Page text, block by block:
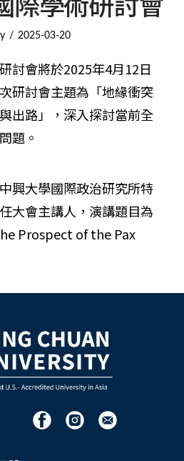
2025-03-20
討會將於2025年4月12日
研討會主題為「地緣衝突
出路」，深入探討當前全
題。
興大學國際政治研究所特
大會主講人，演講題目為
Prospect of the Pax